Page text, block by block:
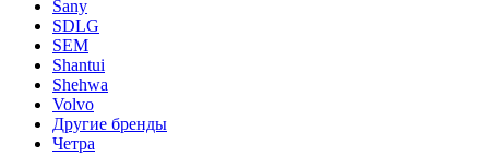
Sany
SDLG
SEM
Shantui
Shehwa
Volvo
Другие бренды
Четра